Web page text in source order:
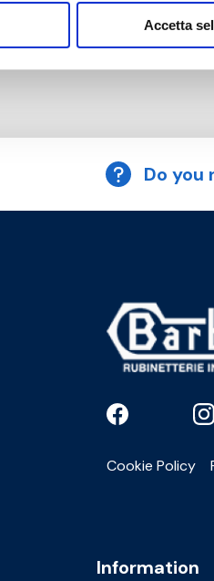
Accetta
Do you
Cookie Policy
Information